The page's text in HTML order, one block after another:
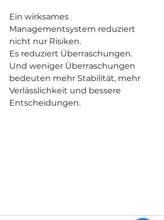
Ein wirksames
Managementsystem reduziert
nicht nur Risiken.
Es reduziert Überraschungen.
Und weniger Überraschungen
bedeuten mehr Stabilität, mehr
Verlässlichkeit und bessere
Entscheidungen.